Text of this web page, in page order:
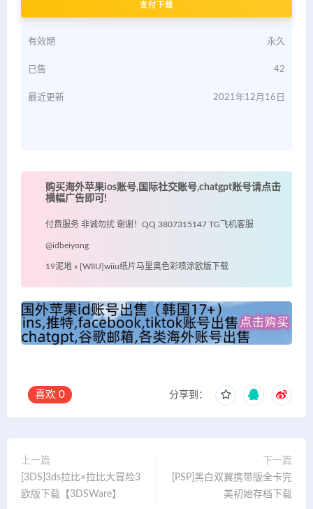
支付下载
有效期 永久
已售 42
最近更新 2021年12月16日
购买海外苹果ios账号,国际社交账号,chatgpt账号请点击
横幅广告即可!
付费服务 非诚勿扰 谢谢！QQ 3807315147 TG飞机客服
@idbeiyong
19泥地 » [WIIU]wiiu纸片马里奥色彩喷涂欧版下载
喜欢 0 分享到：
上一篇
[3DS]3ds拉比×拉比大冒险3
欧版下载【3DSWare】
下一篇
[PSP]黑白双翼携带版全卡完
美初始存档下载